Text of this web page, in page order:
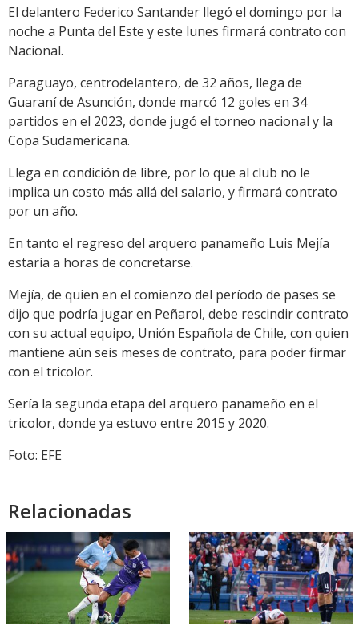
Link
El delantero Federico Santander llegó el domingo por la
noche a Punta del Este y este lunes firmará contrato con
Nacional.
Paraguayo, centrodelantero, de 32 años, llega de
Guaraní de Asunción, donde marcó 12 goles en 34
partidos en el 2023, donde jugó el torneo nacional y la
Copa Sudamericana.
Llega en condición de libre, por lo que al club no le
implica un costo más allá del salario, y firmará contrato
por un año.
En tanto el regreso del arquero panameño Luis Mejía
estaría a horas de concretarse.
Mejía, de quien en el comienzo del período de pases se
dijo que podría jugar en Peñarol, debe rescindir contrato
con su actual equipo, Unión Española de Chile, con quien
mantiene aún seis meses de contrato, para poder firmar
con el tricolor.
Sería la segunda etapa del arquero panameño en el
tricolor, donde ya estuvo entre 2015 y 2020.
Foto: EFE
Relacionadas